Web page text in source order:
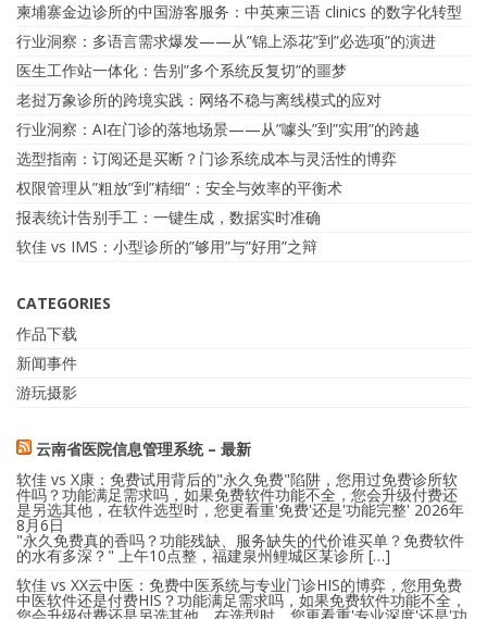
柬埔寨金边诊所的中国游客服务：中英柬三语 clinics 的数字化转型
行业洞察：多语言需求爆发——从”锦上添花”到”必选项”的演进
医生工作站一体化：告别”多个系统反复切”的噩梦
老挝万象诊所的跨境实践：网络不稳与离线模式的应对
行业洞察：AI在门诊的落地场景——从”噱头”到”实用”的跨越
选型指南：订阅还是买断？门诊系统成本与灵活性的博弈
权限管理从”粗放”到”精细”：安全与效率的平衡术
报表统计告别手工：一键生成，数据实时准确
软佳 vs IMS：小型诊所的”够用”与”好用”之辩
CATEGORIES
作品下载
新闻事件
游玩摄影
云南省医院信息管理系统 – 最新
软佳 vs X康：免费试用背后的"永久免费"陷阱，您用过免费诊所软
件吗？功能满足需求吗，如果免费软件功能不全，您会升级付费还
是另选其他，在软件选型时，您更看重'免费'还是'功能完整' 2026年
8月6日
"永久免费真的香吗？功能残缺、服务缺失的代价谁买单？免费软件
的水有多深？" 上午10点整，福建泉州鲤城区某诊所 […]
软佳 vs XX云中医：免费中医系统与专业门诊HIS的博弈，您用免费
中医软件还是付费HIS？功能满足需求吗，如果免费软件功能不全，